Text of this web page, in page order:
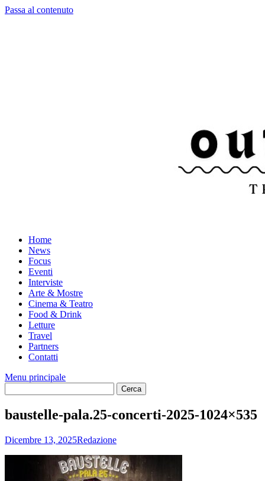
Passa al contenuto
Home
News
Focus
Eventi
Interviste
Arte & Mostre
Cinema & Teatro
Food & Drink
Letture
Travel
Partners
Contatti
Menu principale
baustelle-pala.25-concerti-2025-1024×535
Dicembre 13, 2025Redazione